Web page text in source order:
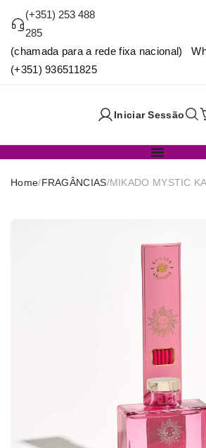
(+351) 253 488
285
(chamada para a rede fixa nacional)
(+351) 936511825
Iniciar Sessão
Home/FRAGÂNCIAS/MIKADO MYSTIC